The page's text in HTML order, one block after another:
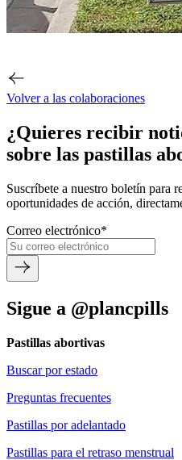
Volver a las colaboraciones
¿Quieres recibir
sobre las pastillas
Suscríbete a nuestro boletín para
oportunidades de acción,
Correo electrónico*
Sigue a @plancpills
Pastillas abortivas
Buscar por estado
Preguntas frecuentes
Pastillas por adelantado
Pastillas para el retraso menstrual